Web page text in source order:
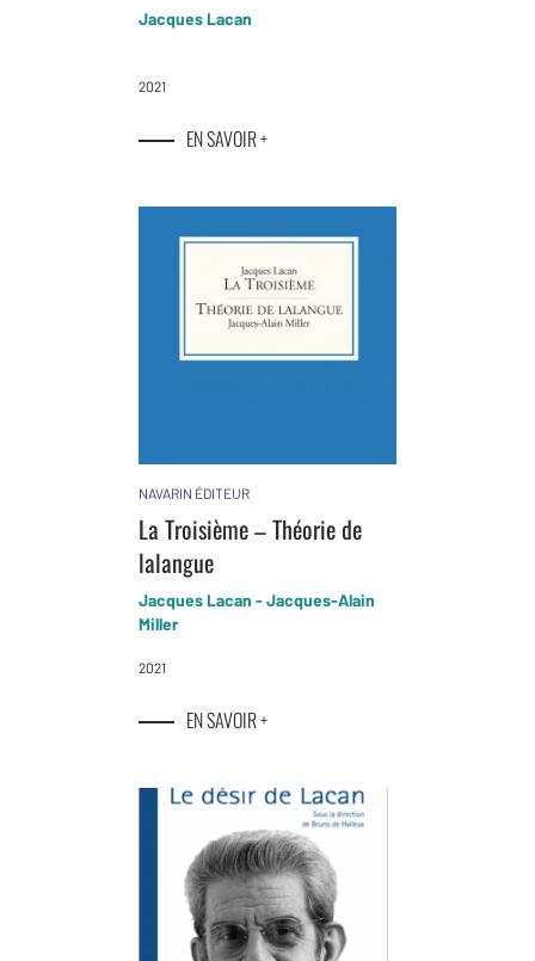
Jacques Lacan
2021
EN SAVOIR +
NAVARIN ÉDITEUR
La Troisième – Théorie de
lalangue
Jacques Lacan - Jacques-Alain
Miller
2021
EN SAVOIR +